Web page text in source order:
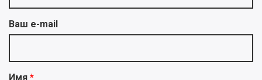
Ваш e-mail
Имя